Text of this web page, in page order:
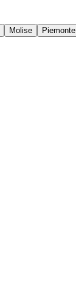
Molise Piemonte